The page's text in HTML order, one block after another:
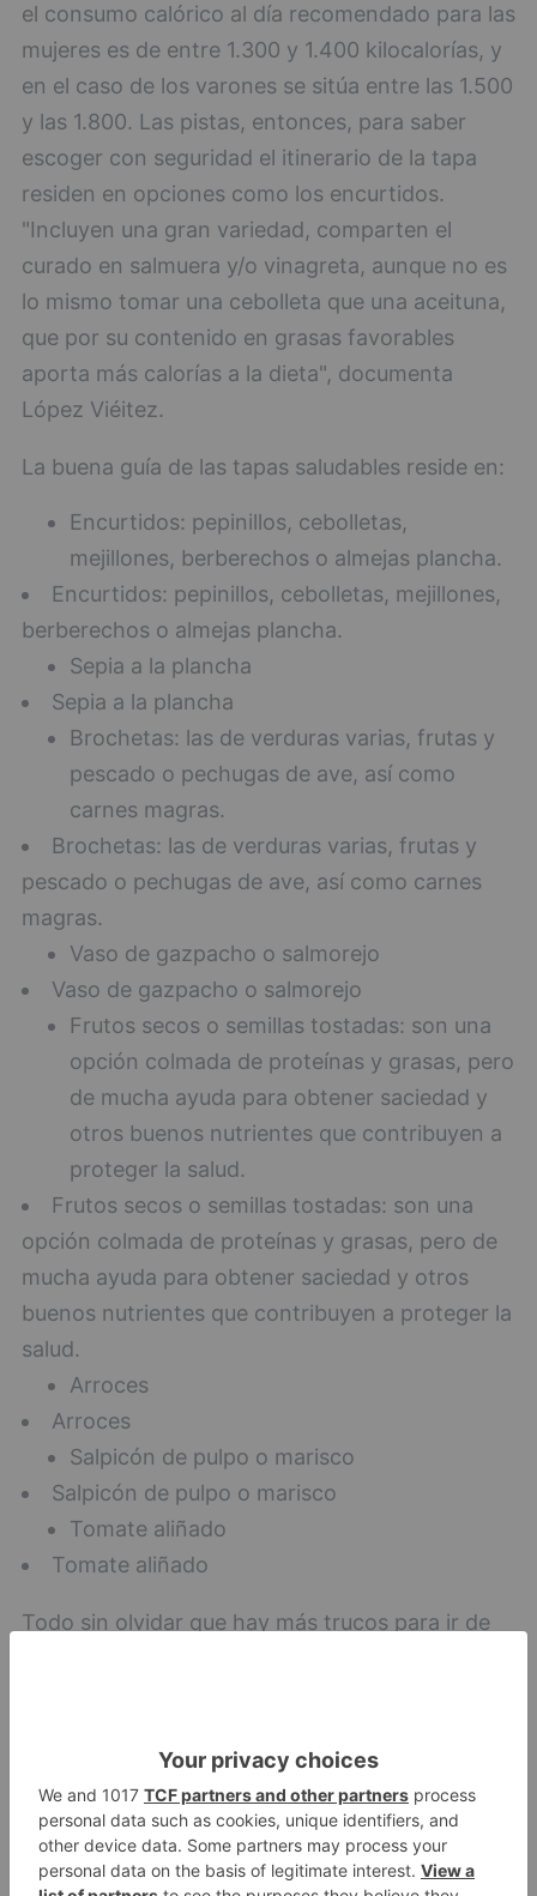
el consumo calórico al día recomendado para las
mujeres es de entre 1.300 y 1.400 kilocalorías, y
en el caso de los varones se sitúa entre las 1.500
y las 1.800. Las pistas, entonces, para saber
escoger con seguridad el itinerario de la tapa
residen en opciones como los encurtidos.
"Incluyen una gran variedad, comparten el
curado en salmuera y/o vinagreta, aunque no es
lo mismo tomar una cebolleta que una aceituna,
que por su contenido en grasas favorables
aporta más calorías a la dieta", documenta
López Viéitez.
La buena guía de las tapas saludables reside en:
Encurtidos: pepinillos, cebolletas,
mejillones, berberechos o almejas plancha.
Encurtidos: pepinillos, cebolletas, mejillones,
berberechos o almejas plancha.
Sepia a la plancha
Sepia a la plancha
Brochetas: las de verduras varias, frutas y
pescado o pechugas de ave, así como
carnes magras.
Brochetas: las de verduras varias, frutas y
pescado o pechugas de ave, así como carnes
magras.
Vaso de gazpacho o salmorejo
Vaso de gazpacho o salmorejo
Frutos secos o semillas tostadas: son una
opción colmada de proteínas y grasas, pero
de mucha ayuda para obtener saciedad y
otros buenos nutrientes que contribuyen a
proteger la salud.
Frutos secos o semillas tostadas: son una
opción colmada de proteínas y grasas, pero de
mucha ayuda para obtener saciedad y otros
buenos nutrientes que contribuyen a proteger la
salud.
Arroces
Arroces
Salpicón de pulpo o marisco
Salpicón de pulpo o marisco
Tomate aliñado
Tomate aliñado
Todo sin olvidar que hay más trucos para ir de
de hidratos de carbono de las tapas y de la
caña, vino o vermú. Otro: alternar agua con las
bebidas, tanto si son refrescos como si
contienen alcohol". De hecho, es importante